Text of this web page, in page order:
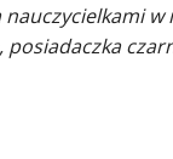
w
posiadaczka